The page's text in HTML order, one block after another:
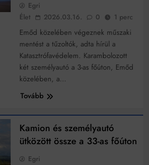
Pradát visel. De te miért öltözöl
író vagy boncmester?
akarja uralni – de nem csak a 80-
a bevált technológia akkor
felújítva
Egri
Élet
2026.03.16. 0 1 perc
Emőd közelében végeznek műszaki
mentést a tűzoltók, adta hírül a
Katasztrófavédelem. Karambolozott
két személyautó a 3-as főúton, Emőd
közelében, a…
Tovább
Kamion és személyautó
ütközött össze a 33-as főúton
Egri